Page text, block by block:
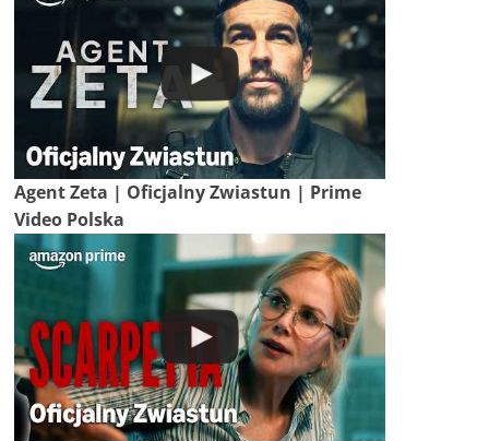
Agent Zeta | Oficjalny Zwiastun | Prime
Video Polska